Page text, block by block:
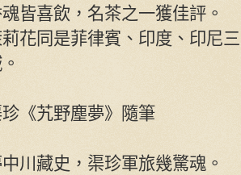
皆喜飲，名茶之一獲佳評。
花同是菲律賓、印度、印尼
《艽野塵夢》隨筆
川藏史，渠珍軍旅幾驚魂。